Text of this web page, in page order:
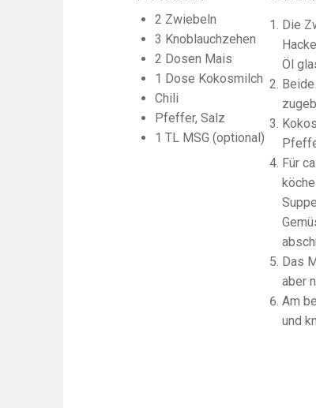
2 Zwiebeln
3 Knoblauchzehen
2 Dosen Mais
1 Dose Kokosmilch
Chili
Pfeffer, Salz
1 TL MSG (optional)
Die
Öl
Für
Das
aber
Am
und